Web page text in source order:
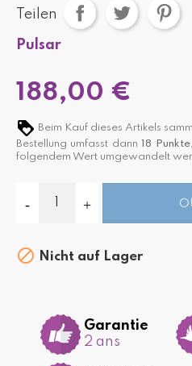
Teilen
Pulsar
188,00 €
Beim Kauf dieses Artikels
Bestellung umfasst dann18 Punkte,
folgendem Wert umgewandelt
 Nicht auf Lager
Garantie
2 ans